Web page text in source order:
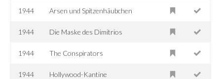
1944 Arsen und Spitzenhäubchen
1944 Die Maske des Dimitrios
1944 The Conspirators
1944 Hollywood-Kantine